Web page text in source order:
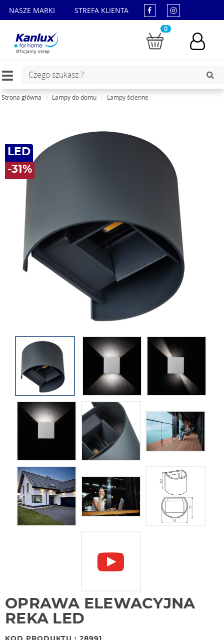
NASZE MARKI STREFA KLIENTA
Oficjalny sklep
0
Toggle
Strona główna Lampy do domu Lampy ścienne
LED
-31%
OPRAWA ELEWACYJNA
REKA LED